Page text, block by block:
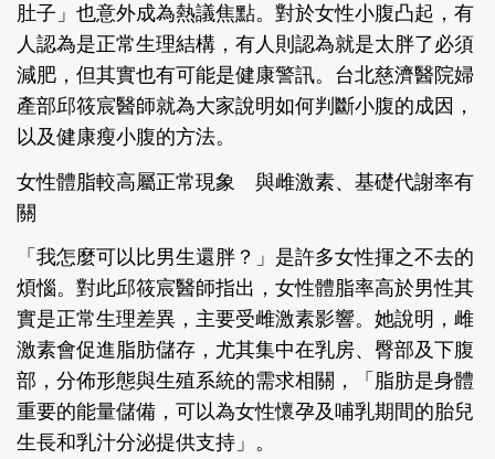
肚子」也意外成為熱議焦點。對於女性小腹凸起，有
人認為是正常生理結構，有人則認為就是太胖了必須
減肥，但其實也有可能是健康警訊。台北慈濟醫院婦
產部邱筱宸醫師就為大家說明如何判斷小腹的成因，
以及健康瘦小腹的方法。
女性體脂較高屬正常現象 與雌激素、基礎代謝率有
關
「我怎麼可以比男生還胖？」是許多女性揮之不去的
煩惱。對此邱筱宸醫師指出，女性體脂率高於男性其
實是正常生理差異，主要受雌激素影響。她說明，雌
激素會促進脂肪儲存，尤其集中在乳房、臀部及下腹
部，分佈形態與生殖系統的需求相關，「脂肪是身體
重要的能量儲備，可以為女性懷孕及哺乳期間的胎兒
生長和乳汁分泌提供支持」。